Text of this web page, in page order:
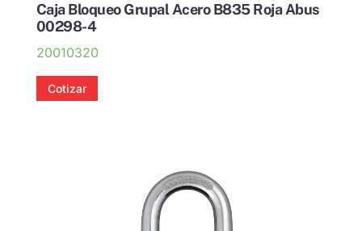
Caja Bloqueo Grupal Acero B835 Roja Abus
00298-4
20010320
Cotizar